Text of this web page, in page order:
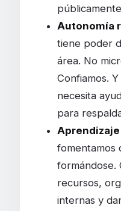
Autonomía
tiene poder
área. No
Confiamos.
necesita
para
fomentamos
formándose.
recursos,
internas y